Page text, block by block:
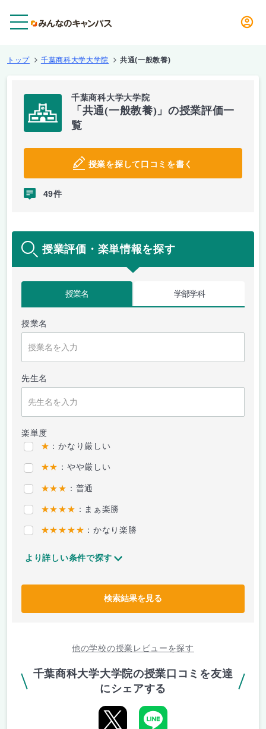
トップ 千葉商科大学大学院 共通(一般教養)
千葉商科大学大学院
「共通(一般教養)」の授業評価一
覧
授業を探して口コミを書く
49件
授業評価・楽単情報を探す
授業名 学部学科
授業名
先生名
楽単度
★ ：かなり厳しい
★★ ：やや厳しい
★★★ ：普通
★★★★ ：まぁ楽勝
★★★★★ ：かなり楽勝
より詳しい条件で探す
検索結果を見る
他の学校の授業レビューを探す
千葉商科大学大学院の授業口コミを友達
にシェアする